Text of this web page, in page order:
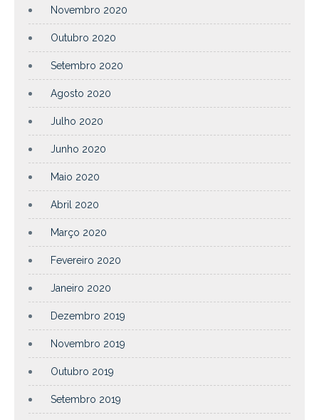
Novembro 2020
Outubro 2020
Setembro 2020
Agosto 2020
Julho 2020
Junho 2020
Maio 2020
Abril 2020
Março 2020
Fevereiro 2020
Janeiro 2020
Dezembro 2019
Novembro 2019
Outubro 2019
Setembro 2019